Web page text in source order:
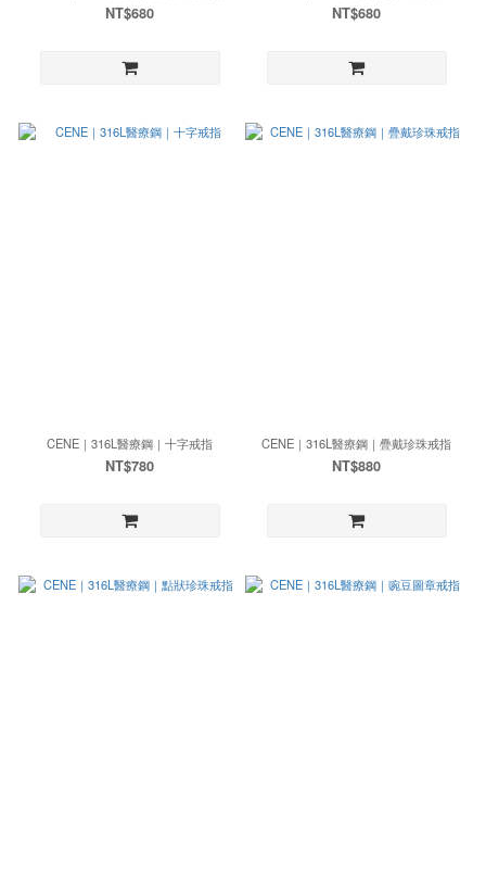
NT$680 NT$680
CENE｜316L醫療鋼｜十字戒指
NT$780
CENE｜316L醫療鋼｜疊戴珍珠戒指
NT$880